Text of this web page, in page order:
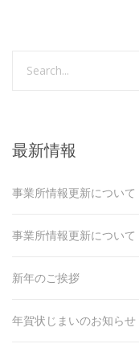
最新情報
事業所情報更新について
事業所情報更新について
新年のご挨拶
年賀状じまいのお知らせ